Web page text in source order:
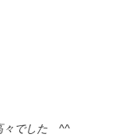
々でした ^^